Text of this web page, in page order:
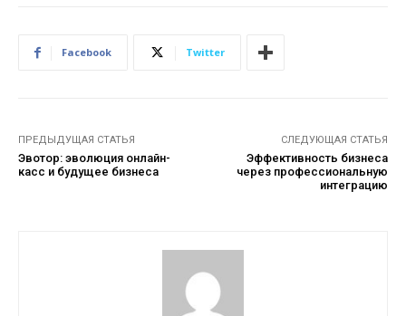
Facebook Twitter
ПРЕДЫДУЩАЯ СТАТЬЯ
Эвотор: эволюция онлайн-
касс и будущее бизнеса
СЛЕДУЮЩАЯ СТАТЬЯ
Эффективность бизнеса
через профессиональную
интеграцию